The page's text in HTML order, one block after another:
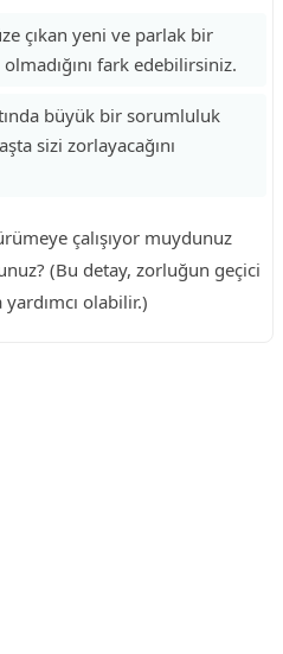
çıkan yeni ve parlak bir
fark edebilirsiniz.
büyük bir sorumluluk
sizi zorlayacağını
çalışıyor muydunuz
(Bu detay, zorluğun geçici
yardımcı olabilir.)